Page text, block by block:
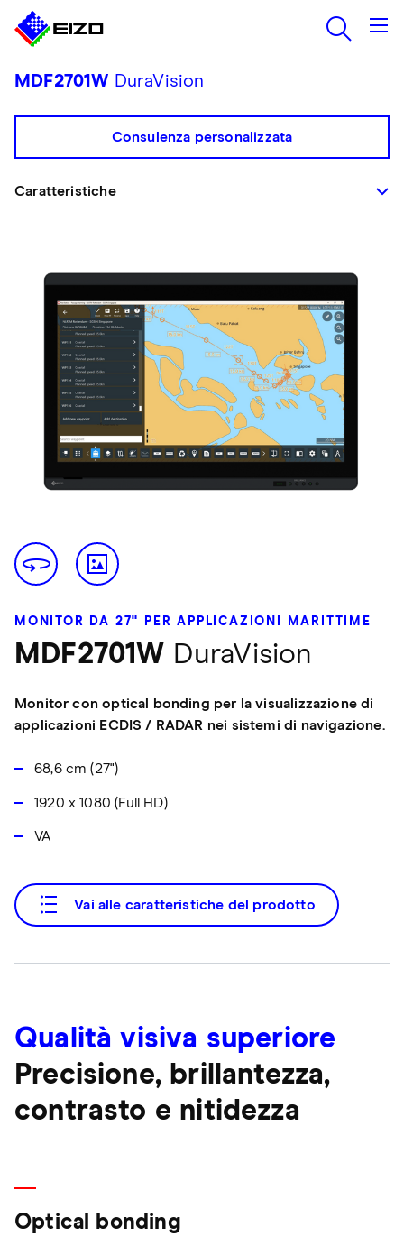
MDF2701W DuraVision
Caratteristiche
Consulenza personalizzata
MONITOR DA 27" PER APPLICAZIONI MARITTIME
MDF2701W DuraVision
Monitor con optical bonding per la visualizzazione di
applicazioni ECDIS / RADAR nei sistemi di navigazione.
68,6 cm (27")
1920 x 1080 (Full HD)
VA
Vai alle caratteristiche del prodotto
Qualità visiva superiore
Precisione, brillantezza,
contrasto e nitidezza
Optical bonding